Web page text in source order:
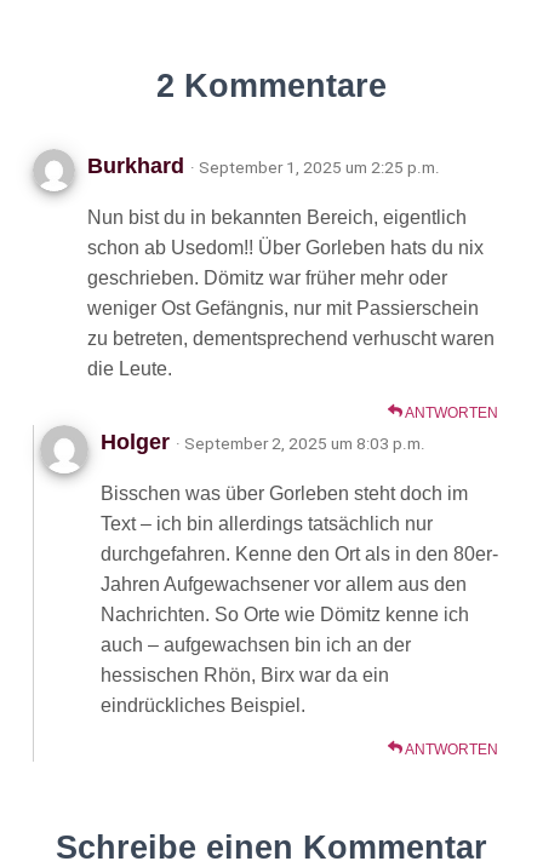
2 Kommentare
Burkhard · September 1, 2025 um 2:25 p.m.
Nun bist du in bekannten Bereich, eigentlich
schon ab Usedom!! Über Gorleben hats du nix
geschrieben. Dömitz war früher mehr oder
weniger Ost Gefängnis, nur mit Passierschein
zu betreten, dementsprechend verhuscht waren
die Leute.
ANTWORTEN
Holger · September 2, 2025 um 8:03 p.m.
Bisschen was über Gorleben steht doch im
Text – ich bin allerdings tatsächlich nur
durchgefahren. Kenne den Ort als in den 80er-
Jahren Aufgewachsener vor allem aus den
Nachrichten. So Orte wie Dömitz kenne ich
auch – aufgewachsen bin ich an der
hessischen Rhön, Birx war da ein
eindrückliches Beispiel.
ANTWORTEN
Schreibe einen Kommentar